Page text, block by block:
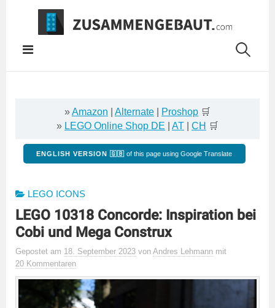
Springe
Inhalt
»Amazon Alternate Proshop 🛒
» LEGO Online Shop DE AT CH 🛒
ENGLISH VERSION 🇬🇧 of this page using Google Translate
LEGO ICONS
LEGO 10318 Concorde: Inspiration bei
Cobi und Mega Construx
Gepostet am 18. September 2023 von Andres Lehmann mit
20 Kommentaren